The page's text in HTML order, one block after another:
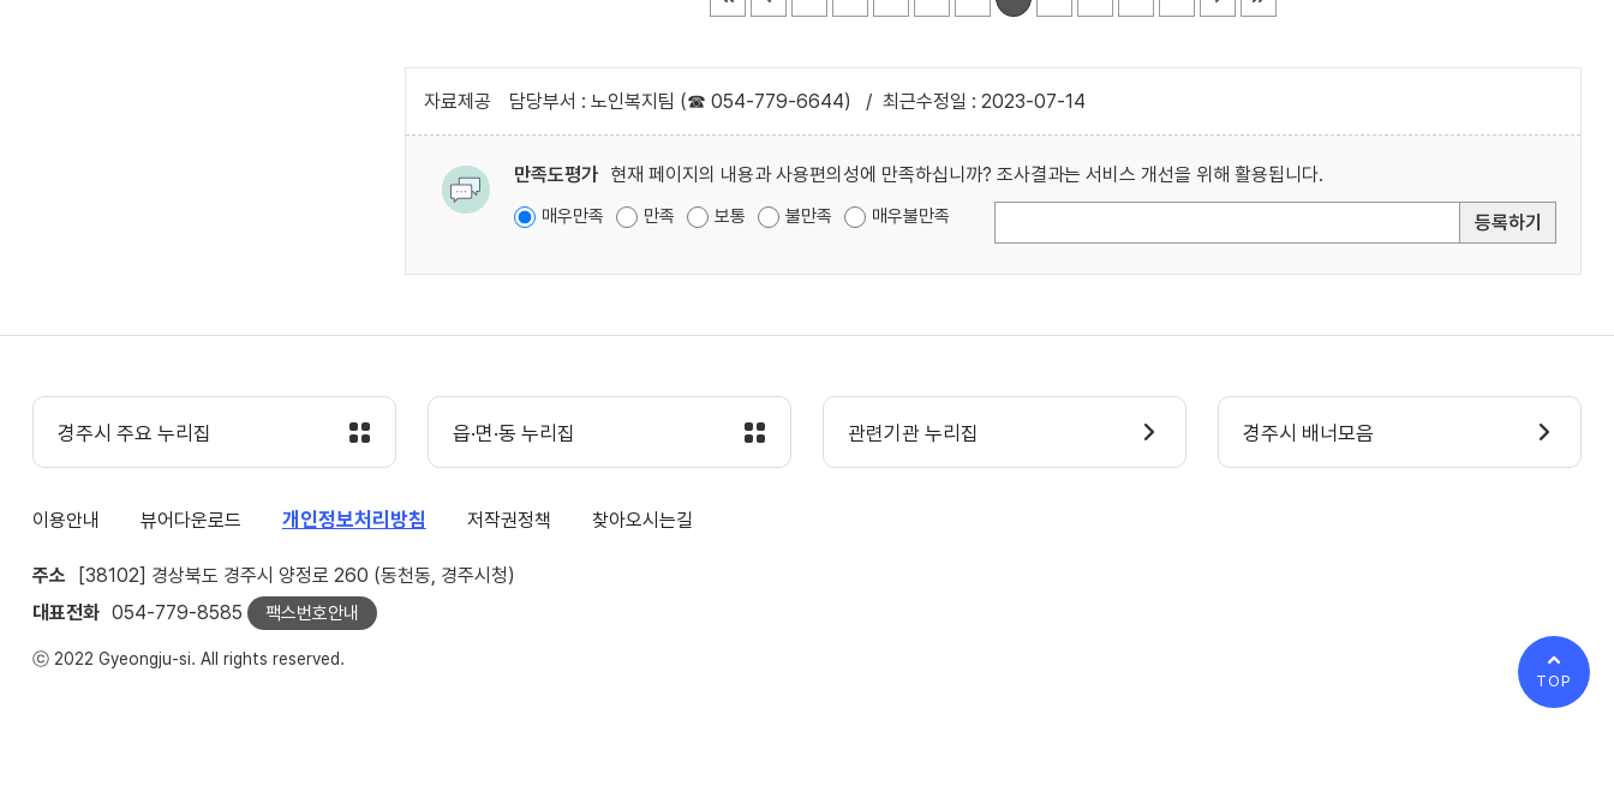
자료제공 담당부서 : 노인복지팀 (☎ 054-779-6644) / 최근수정일 : 2023-07-14
만족도평가 현재 페이지의 내용과 사용편의성에 만족하십니까? 조사결과는 서비스 개선을 위해 활용됩니다.
매우만족 만족 보통 불만족 매우불만족 등록하기
경주시 주요 누리집 읍·면·동 누리집 관련기관 누리집 경주시 배너모음
이용안내 뷰어다운로드 개인정보처리방침 저작권정책 찾아오시는길
주소
[38102] 경상북도 경주시 양정로 260 (동천동, 경주시청)
대표전화 054-779-8585 팩스번호안내
ⓒ 2022 Gyeongju-si. All rights reserved.
TOP